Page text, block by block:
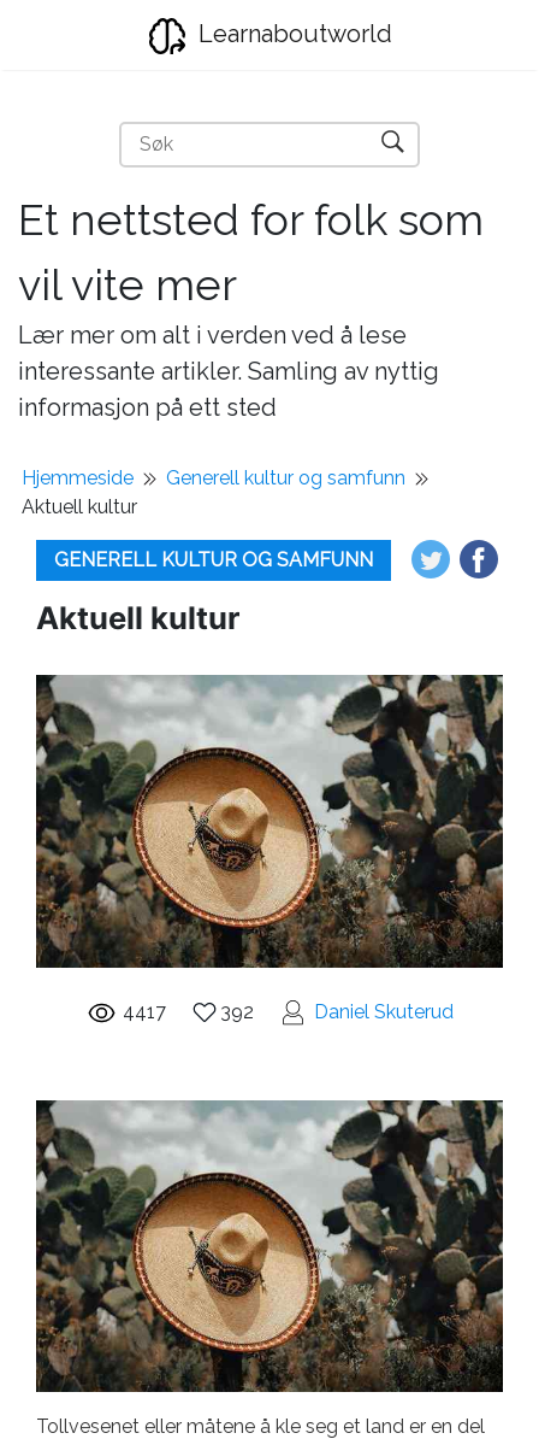
Learnaboutworld
Et nettsted for folk som
vil vite mer
Lær mer om alt i verden ved å lese
interessante artikler. Samling av nyttig
informasjon på ett sted
Hjemmeside
Generell kultur og samfunn
Aktuell kultur
GENERELL KULTUR OG SAMFUNN
Aktuell kultur
4417 392 Daniel Skuterud
Tollvesenet eller måtene å kle seg et land er en del